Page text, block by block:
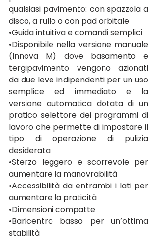
qualsiasi pavimento: con spazzola a
disco, a rullo o con pad orbitale
•Guida intuitiva e comandi semplici
•Disponibile nella versione manuale
(Innova M) dove basamento e
tergipavimento vengono azionati
da due leve indipendenti per un uso
semplice ed immediato e la
versione automatica dotata di un
pratico selettore dei programmi di
lavoro che permette di impostare il
tipo di operazione di pulizia
desiderata
•Sterzo leggero e scorrevole per
aumentare la manovrabilità
•Accessibilità da entrambi i lati per
aumentare la praticità
•Dimensioni compatte
•Baricentro basso per un’ottima
stabilità